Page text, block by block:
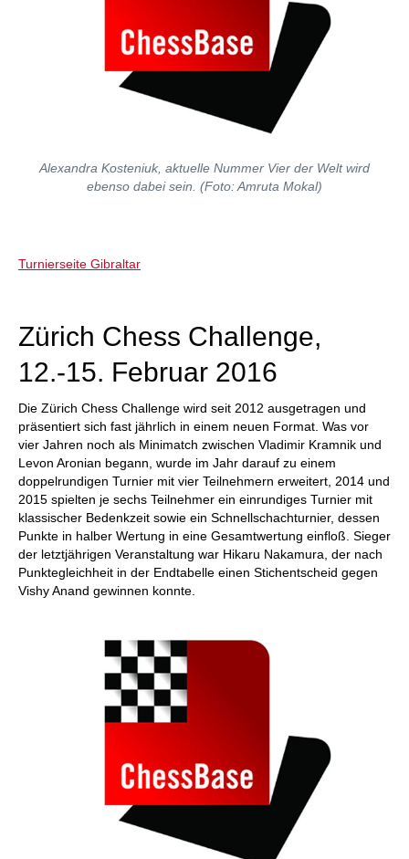
Alexandra Kosteniuk, aktuelle Nummer Vier der Welt wird
ebenso dabei sein. (Foto: Amruta Mokal)
Turnierseite Gibraltar
Zürich Chess Challenge,
12.-15. Februar 2016
Die Zürich Chess Challenge wird seit 2012 ausgetragen und
präsentiert sich fast jährlich in einem neuen Format. Was vor
vier Jahren noch als Minimatch zwischen Vladimir Kramnik und
Levon Aronian begann, wurde im Jahr darauf zu einem
doppelrundigen Turnier mit vier Teilnehmern erweitert, 2014 und
2015 spielten je sechs Teilnehmer ein einrundiges Turnier mit
klassischer Bedenkzeit sowie ein Schnellschachturnier, dessen
Punkte in halber Wertung in eine Gesamtwertung einfloß. Sieger
der letztjährigen Veranstaltung war Hikaru Nakamura, der nach
Punktegleichheit in der Endtabelle einen Stichentscheid gegen
Vishy Anand gewinnen konnte.